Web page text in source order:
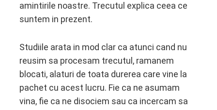
amintirile noastre. Trecutul explica ceea ce
suntem in prezent.
Studiile arata in mod clar ca atunci cand nu
reusim sa procesam trecutul, ramanem
blocati, alaturi de toata durerea care vine la
pachet cu acest lucru. Fie ca ne asumam
vina, fie ca ne disociem sau ca incercam sa